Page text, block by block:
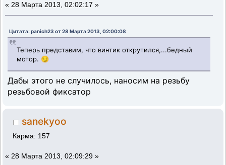
« 28 Марта 2013, 02:02:17 »
Цитата: panich23 от 28 Марта 2013, 02:00:08
Теперь представим, что винтик открутился,...бедный
мотор. 😏
Дабы этого не случилось, наносим на резьбу
резьбовой фиксатор
sanekyoo
Карма: 157
« 28 Марта 2013, 02:09:29 »